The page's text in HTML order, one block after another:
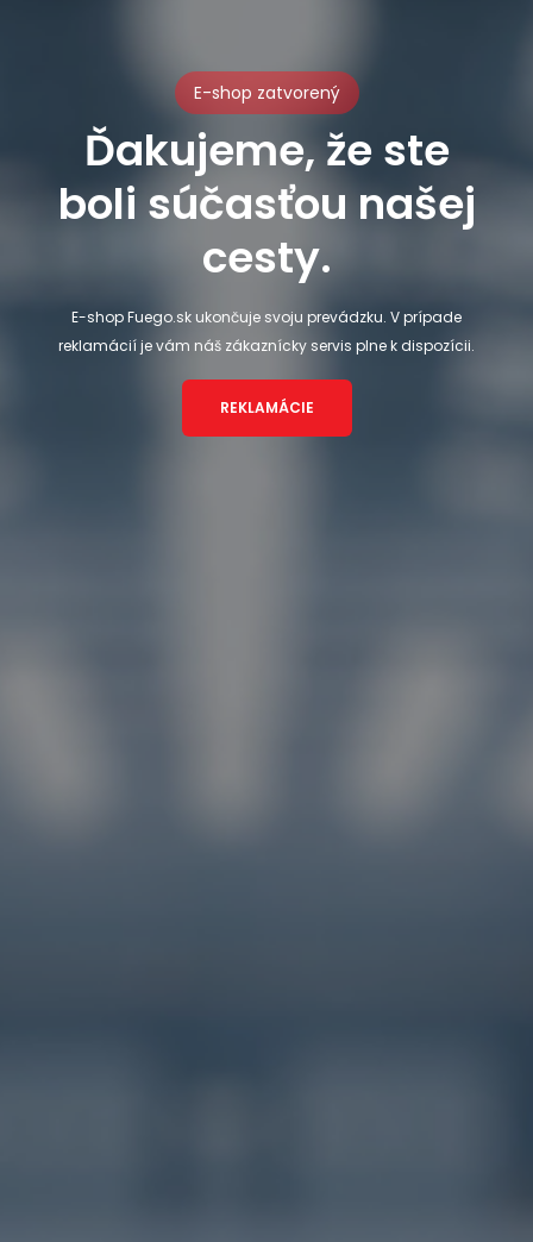
E-shop zatvorený
Ďakujeme, že ste
boli súčasťou našej
cesty.
E-shop Fuego.sk ukončuje svoju prevádzku. V prípade
reklamácií je vám náš zákaznícky servis plne k dispozícii.
REKLAMÁCIE